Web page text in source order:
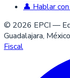
👤 Hablar
© 2026 EPCI —
Guadalajara, México
Fiscal